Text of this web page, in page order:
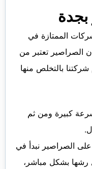
الممتازة في
الصراصير تعتبر من
بالتخلص منها
كبيرة ومن ثم
على الصراصير نبدأ في
بشكل مباشر،